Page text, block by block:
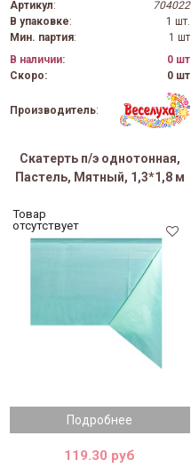
Артикул:
704022
В упаковке:
1 шт.
Мин. партия:
1 шт
В наличии:
0 шт
Скоро:
0 шт
Производитель:
Скатерть п/э однотонная,
Пастель, Мятный, 1,3*1,8 м
Подробнее
Товар
отсутствует
119.30 руб